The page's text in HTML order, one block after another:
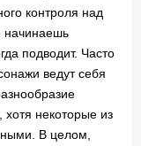
контроля над
начинаешь
подводит. Часто
ведут себя
хотя некоторые из
В целом,